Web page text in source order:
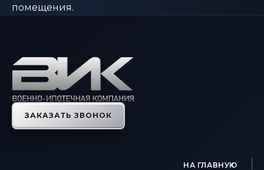
помещения.
ЗАКАЗАТЬ ЗВОНОК
НА ГЛАВНУЮ